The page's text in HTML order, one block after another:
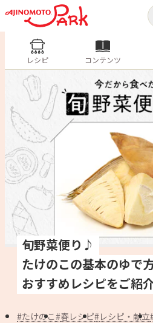
ログインするとレシピ
ログイン
ホーム
コンテンツ
レシピ
トーク
よくあるお問い合わせ
お買い物
レシピ
人気の食材・レシピ
きゅうり なす トマト
ピーマン
みょうが ゴ
レシピ コンテンツ
旬野菜便り♪
たけのこの基本のゆで
おすすめレシピをご紹
たけのこ 春レシピ レシピ・献立